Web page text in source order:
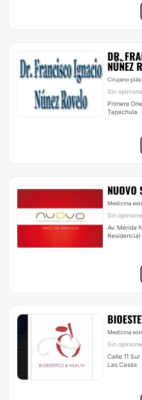
DR.
NÚÑEZ
Cirujano
Sin
Primera
Tapachula
NUOVO
Medicina
Sin
Av. Mérida
Medicina
Sin
Calle 11
Las Casas